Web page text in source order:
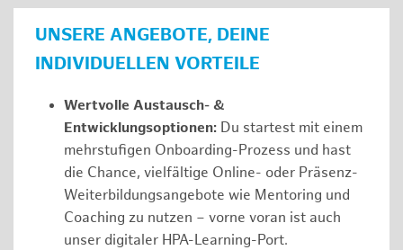
UNSERE ANGEBOTE, DEINE
INDIVIDUELLEN VORTEILE
Wertvolle Austausch- &
Entwicklungsoptionen: Du startest mit einem
mehrstufigen Onboarding-Prozess und hast
die Chance, vielfältige Online- oder Präsenz-
Weiterbildungsangebote wie Mentoring und
Coaching zu nutzen – vorne voran ist auch
unser digitaler HPA-Learning-Port.